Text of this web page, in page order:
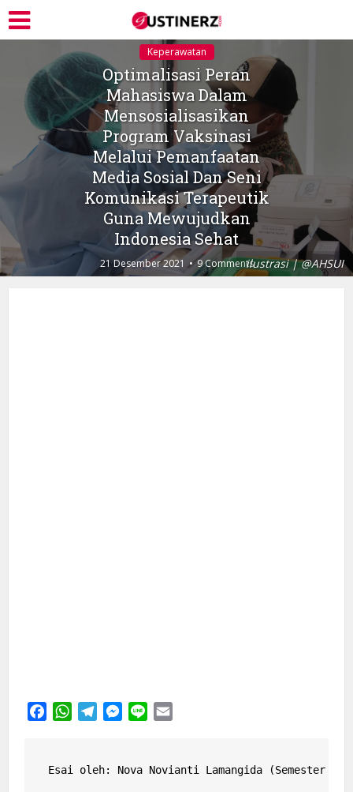
Keperawatan
Optimalisasi Peran
Mahasiswa Dalam
Mensosialisasikan
Program Vaksinasi
Melalui Pemanfaatan
Media Sosial Dan Seni
Komunikasi Terapeutik
Guna Mewujudkan
Indonesia Sehat
21 Desember 2021 9 Commentsilustrasi | @AHSUI
FacebookWhatsApp
TelegramMessenger
Line
Esai oleh: Nova Novianti Lamangida (Semester 3/